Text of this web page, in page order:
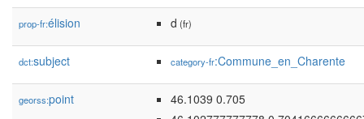
prop-fr:élision d (fr)
dct:subject category-fr:Commune_en_Charente
georss:point
46.1039 0.705